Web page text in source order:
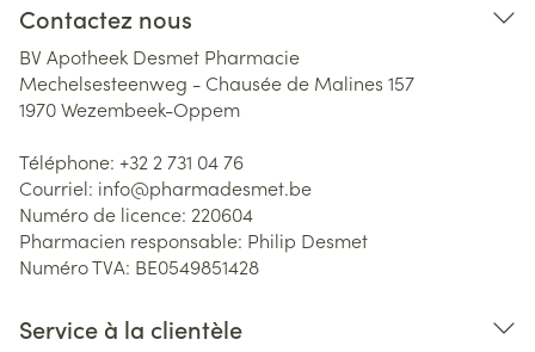
Contactez nous
BV Apotheek Desmet Pharmacie
Mechelsesteenweg - Chausée de Malines 157
1970Wezembeek-Oppem
Téléphone: +32 2 731 04 76
Courriel: info@pharmadesmet.be
Numéro de licence: 220604
Pharmacien responsable: Philip Desmet
Numéro TVA: BE0549851428
Service à la clientèle